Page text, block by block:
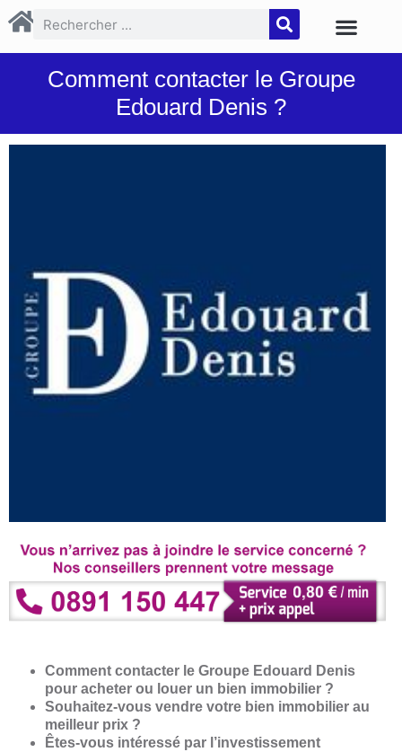
Comment contacter le Groupe
Edouard Denis ?
Comment contacter le Groupe Edouard Denis
pour acheter ou louer un bien immobilier ?
Souhaitez-vous vendre votre bien immobilier au
meilleur prix ?
Êtes-vous intéressé par l’investissement